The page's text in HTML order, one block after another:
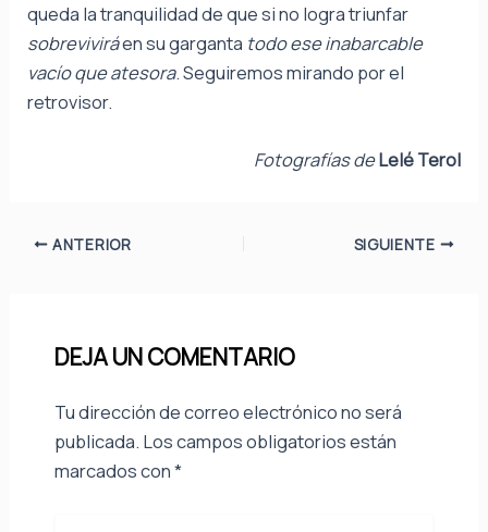
queda la tranquilidad de que si no logra triunfar
sobreviviráen su garganta todo ese inabarcable
vacío que atesora. Seguiremos mirando por el
retrovisor.
Fotografías deLelé Terol
ANTERIOR SIGUIENTE
DEJA UN COMENTARIO
Tu dirección de correo electrónico no será
publicada. Los campos obligatorios están
marcados con*